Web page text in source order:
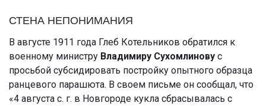
СТЕНА НЕПОНИМАНИЯ
В августе 1911 года Глеб Котельников обратился к
военному министру Владимиру Сухомлинову с
просьбой субсидировать постройку опытного образца
ранцевого парашюта. В своем письме он сообщал, что
«4 августа с. г. в Новгороде кукла сбрасывалась с